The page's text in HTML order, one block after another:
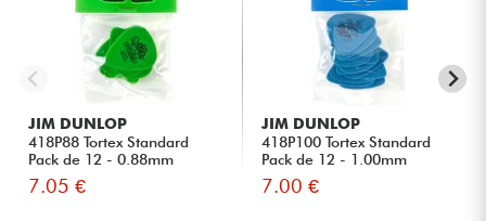
JIM DUNLOP
418P88 Tortex Standard
Pack de 12 - 0.88mm
7.05 €
JIM DUNLOP
418P100 Tortex Standard
Pack de 12 - 1.00mm
7.00 €